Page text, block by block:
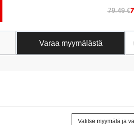
79.49 €
Varaa myymälästä
Valitse myymälä ja